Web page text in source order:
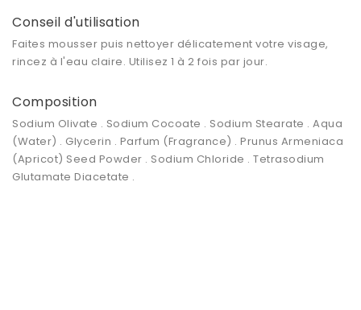
Conseil d'utilisation
Faites mousser puis nettoyer délicatement votre visage,
rincez à l'eau claire. Utilisez 1 à 2 fois par jour.
Composition
Sodium Olivate . Sodium Cocoate . Sodium Stearate . Aqua
(Water) . Glycerin . Parfum (Fragrance) . Prunus Armeniaca
(Apricot) Seed Powder . Sodium Chloride . Tetrasodium
Glutamate Diacetate .